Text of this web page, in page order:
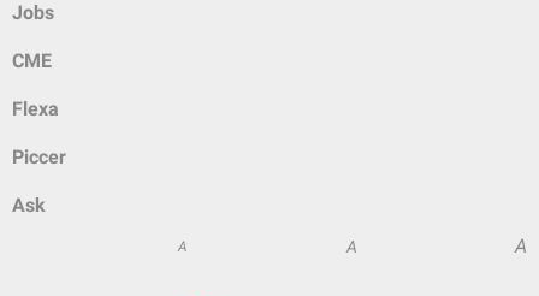
Jobs
CME
Flexa
Piccer
Ask
A A A